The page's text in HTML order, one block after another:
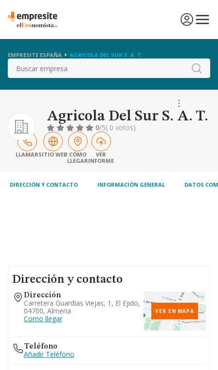
EMPRESITE ESPAÑA AGRICOLA DEL SUR S. A. T.
Buscar
Agricola Del Sur S. A. T.
0/5( 0 votos)
LLAMARSITIO WEB CÓMO
LLEGAR
VER
INFORME
DIRECCIÓN Y CONTACTO INFORMACIÓN GENERAL DATOS
Dirección y contacto
Dirección
Carretera Guardias Viejas, 1, El Ejido,
04700, Almeria
Como llegar
VER EN MAPA
Teléfono
Añadir Teléfono